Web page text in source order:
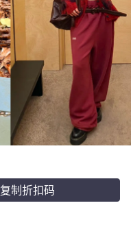
复制折扣码